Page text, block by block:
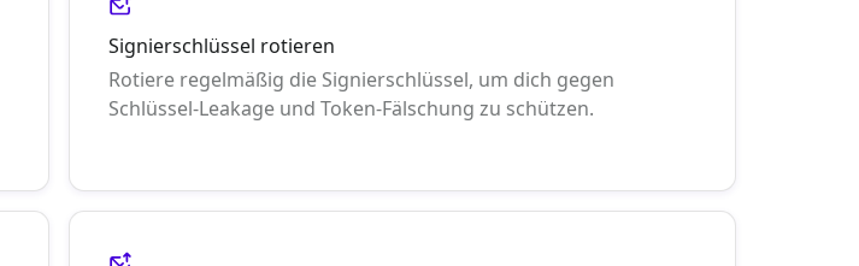
Signierschlüssel rotieren
Rotiere regelmäßig die Signierschlüssel, um dich gegen
Schlüssel-Leakage und Token-Fälschung zu schützen.